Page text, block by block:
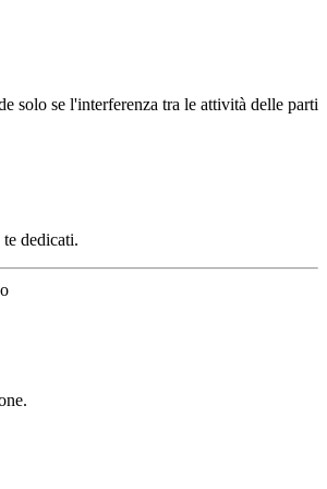
solo se l'interferenza tra le attività delle parti
dedicati.